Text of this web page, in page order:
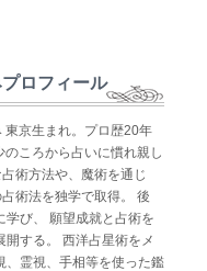
ロフィール
東京生まれ。プロ歴20年
のころから占いに慣れ親し
術方法や、魔術を通じ
術法を独学で取得。 後
学び、 願望成就と占術を
する。 西洋占星術をメ
、霊視、手相等を使った鑑